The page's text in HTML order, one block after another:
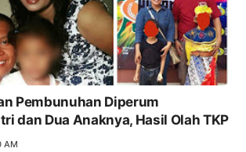
Pembunuhan Diperum
dan Dua Anaknya, Hasil Olah TKP
AM